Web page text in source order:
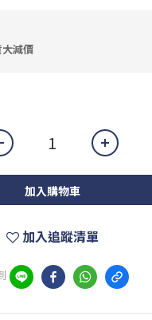
減價
加入購物車
加入追蹤清單